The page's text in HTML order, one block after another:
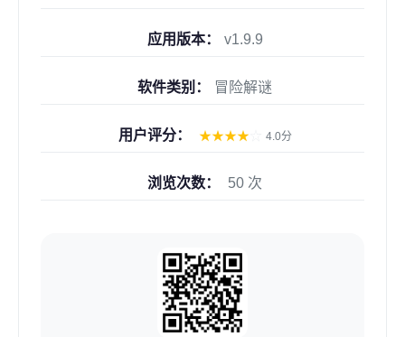
应用版本： v1.9.9
软件类别： 冒险解谜
用户评分： ★★★★☆ 4.0分
浏览次数： 50 次